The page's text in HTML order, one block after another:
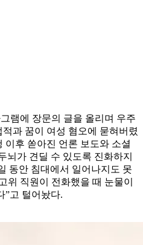
램에 장문의 글을 올리며 우주
과 꿈이 여성 혐오에 묻혀버렸
이후 쏟아진 언론 보도와 소셜
뇌가 견딜 수 있도록 진화하지
동안 침대에서 일어나지도 못
위 직원이 전화했을 때 눈물이
”고 털어놨다.